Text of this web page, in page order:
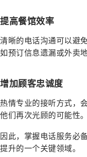
提高餐馆效率
清晰的电话沟通可以避
如预订信息遗漏或外卖地
增加顾客忠诚度
热情专业的接听方式，
他们再次光顾的可能性。
因此，掌握电话服务必
提升的一个关键领域。